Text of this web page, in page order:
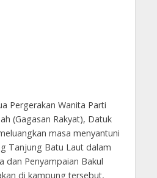
Pergerakan Wanita Parti
(Gagasan Rakyat), Datuk
masa menyantuni
Tanjung Batu Laut dalam
dan Penyampaian Bakul
di kampung tersebut,